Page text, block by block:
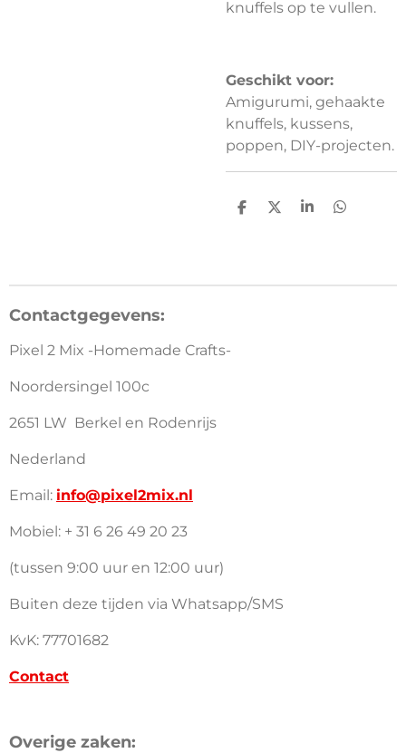
knuffels op te vullen.
Geschikt voor:
Amigurumi, gehaakte
knuffels, kussens,
poppen, DIY-projecten.
D
D
S
D
Contactgegevens:
Pixel 2 Mix -Homemade Crafts-
Noordersingel 100c
2651 LW Berkel en Rodenrijs
Nederland
Email: info@pixel2mix.nl
Mobiel: + 31 6 26 49 20 23
(tussen 9:00 uur en 12:00 uur)
Buiten deze tijden via Whatsapp/SMS
KvK: 77701682
Contact
Overige zaken: